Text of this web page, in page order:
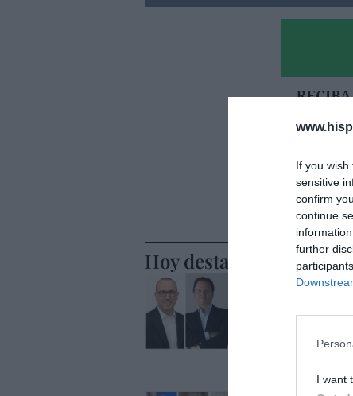
If you
sensitive
confirm
continue
further
I want
Hoy destacamos
ECONOMÍA
Genç,
nombre